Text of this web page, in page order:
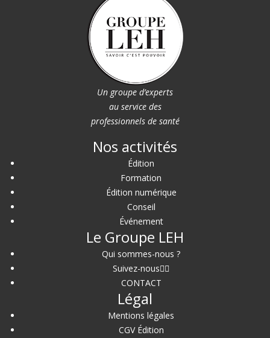
Un groupe d’experts
au service des
professionnels de santé
Nos activités
Édition
Formation
Édition numérique
Conseil
Événement
Le Groupe LEH
Qui sommes-nous ?
Suivez-nous
CONTACT
Légal
Mentions légales
CGV Édition